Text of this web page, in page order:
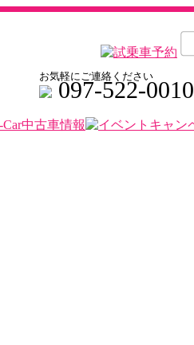
お気軽にご連絡ください
097-522-0010